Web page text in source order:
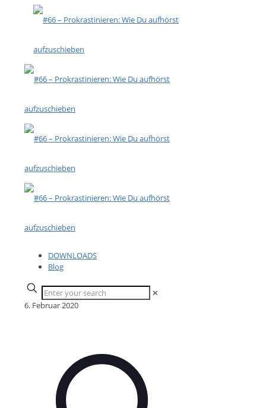
DOWNLOADS
Blog
✕
6. Februar 2020